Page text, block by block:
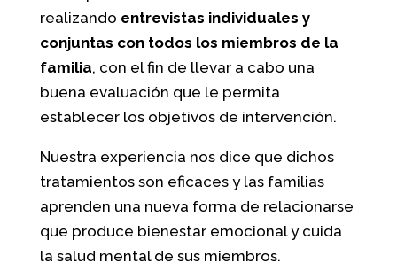
realizando entrevistas individuales y
conjuntas con todos los miembros de la
familia, con el fin de llevar a cabo una
buena evaluación que le permita
establecer los objetivos de intervención.
Nuestra experiencia nos dice que dichos
tratamientos son eficaces y las familias
aprenden una nueva forma de relacionarse
que produce bienestar emocional y cuida
la salud mental de sus miembros.